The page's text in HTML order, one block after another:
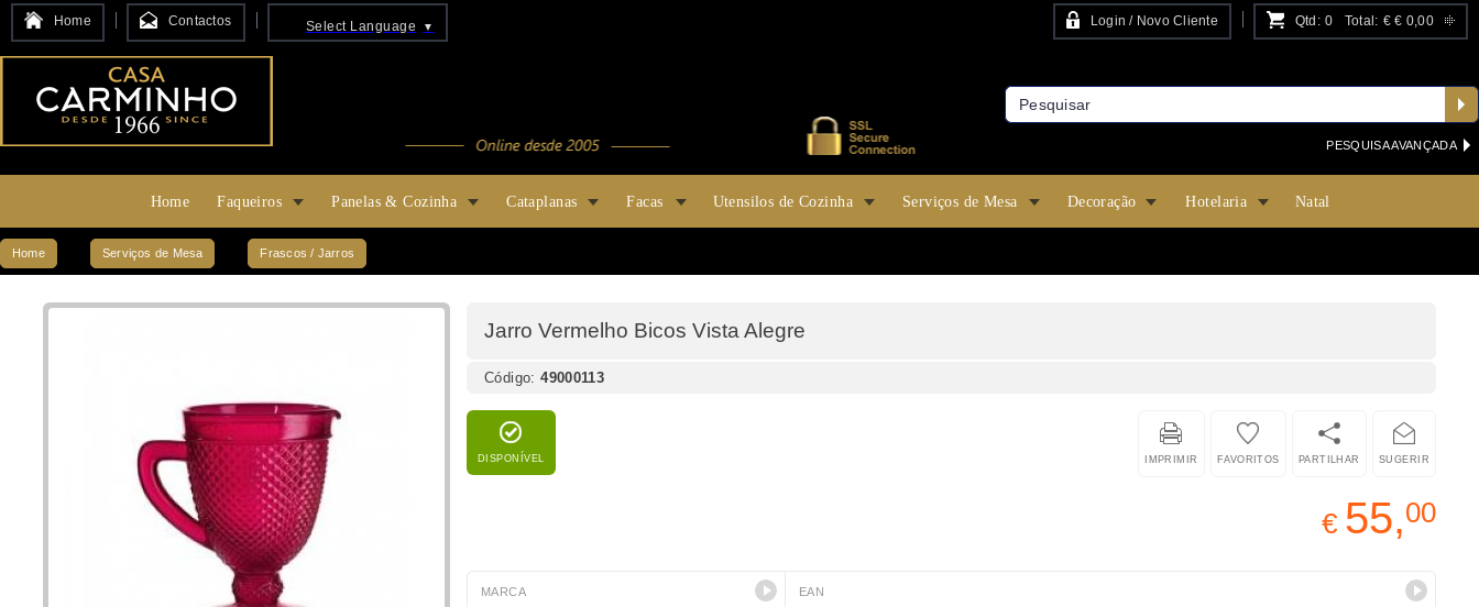
Home Contactos Select Language ▼ Login / Novo Cliente Qtd: 0 Total: €€ 0,00
PESQUISA AVANÇADA
Home Faqueiros Panelas & Cozinha Cataplanas Facas Utensilos de Cozinha Serviços de Mesa Decoração Hotelaria Natal
Home Serviços de Mesa Frascos / Jarros
Jarro Vermelho Bicos Vista Alegre
Código:49000113
DISPONÍVEL SUGERIR
PARTILHAR
FAVORITOS
IMPRIMIR
€ 55,00
MARCA EAN